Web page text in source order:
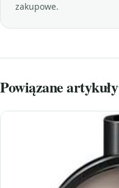
zakupowe.
Powiązane artykuły